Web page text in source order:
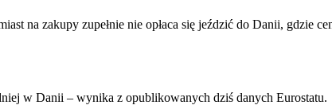
na zakupy zupełnie nie opłaca się jeździć do Danii, gdzie
w Danii – wynika z opublikowanych dziś danych Eurostatu.